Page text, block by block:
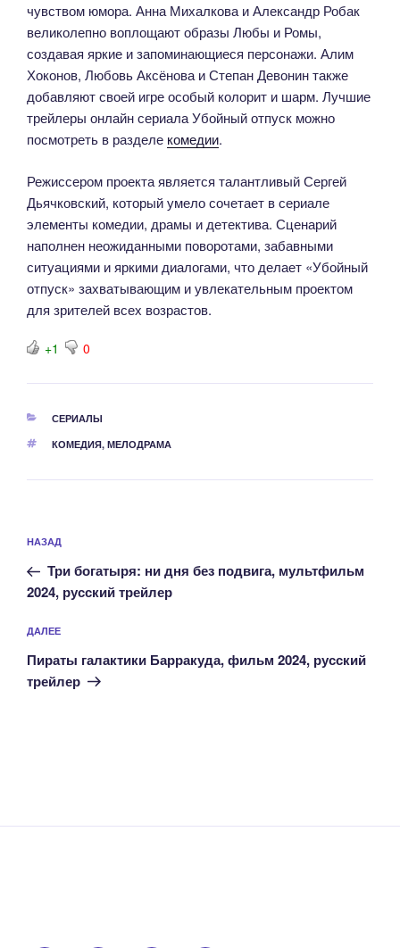
чувством юмора. Анна Михалкова и Александр Робак
великолепно воплощают образы Любы и Ромы,
создавая яркие и запоминающиеся персонажи. Алим
Хоконов, Любовь Аксёнова и Степан Девонин также
добавляют своей игре особый колорит и шарм. Лучшие
трейлеры онлайн сериала Убойный отпуск можно
посмотреть в разделе комедии.
Режиссером проекта является талантливый Сергей
Дьячковский, который умело сочетает в сериале
элементы комедии, драмы и детектива. Сценарий
наполнен неожиданными поворотами, забавными
ситуациями и яркими диалогами, что делает «Убойный
отпуск» захватывающим и увлекательным проектом
для зрителей всех возрастов.
+1 0
РУБРИКИ
СЕРИАЛЫ
МЕТКИ
КОМЕДИЯ, МЕЛОДРАМА
по
записям
Предыдущая
запись:
НАЗАД
Три богатыря: ни дня без подвига, мультфильм
2024, русский трейлер
Следующая
запись
ДАЛЕЕ
Пираты галактики Барракуда, фильм 2024, русский
трейлер